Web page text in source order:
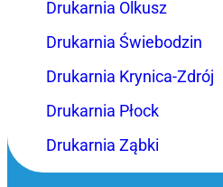
Drukarnia Olkusz
Drukarnia Świebodzin
Drukarnia Krynica-Zdrój
Drukarnia Płock
Drukarnia Ząbki